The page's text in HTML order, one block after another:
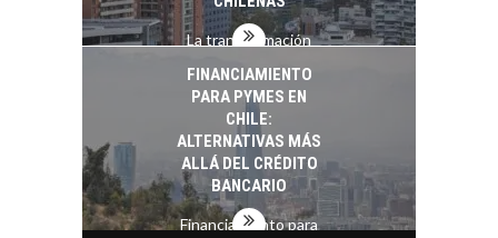
La transformación
recursos humanos en
las empresas…
FINANCIAMIENTO
PARA PYMES EN
CHILE:
ALTERNATIVAS MÁS
ALLÁ DEL CRÉDITO
BANCARIO
Financiamiento para